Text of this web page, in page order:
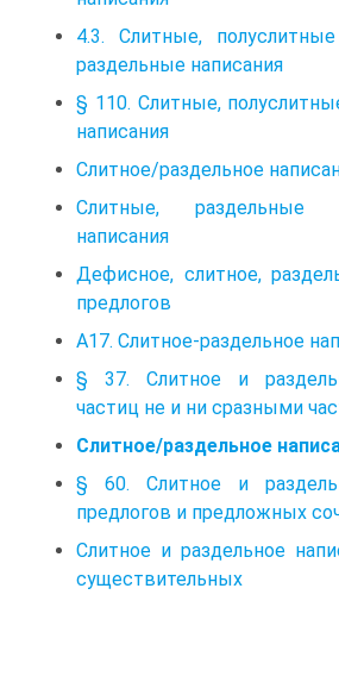
4.3. Слитные,
раздельные написания
§ 110. Слитные,
написания
Слитное/раздельное
Слитные,
написания
Дефисное, слитное,
предлогов
А17. Слитное-раздельное
§ 37. Слитное и
частиц не и ни сразными
Слитное/раздельное
§ 60. Слитное и
предлогов и предложных
Слитное и раздельное
существительных